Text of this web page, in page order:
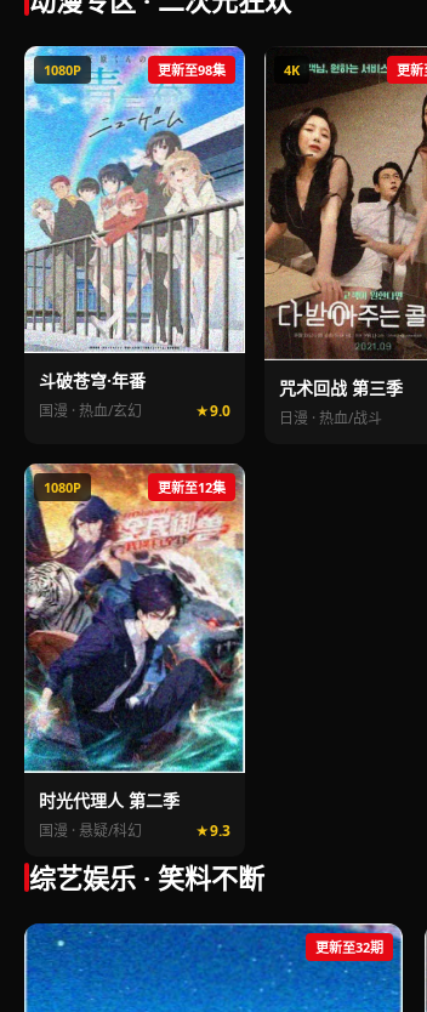
更新至98集
1080P
斗破苍穹·年番
国漫 · 热血/玄幻 9.0
更新
4K
咒术回战 第三季
日漫 · 热血/战斗
更新至12集
1080P
时光代理人 第二季
国漫 · 悬疑/科幻 9.3
综艺娱乐 · 笑料不断
更新至32期